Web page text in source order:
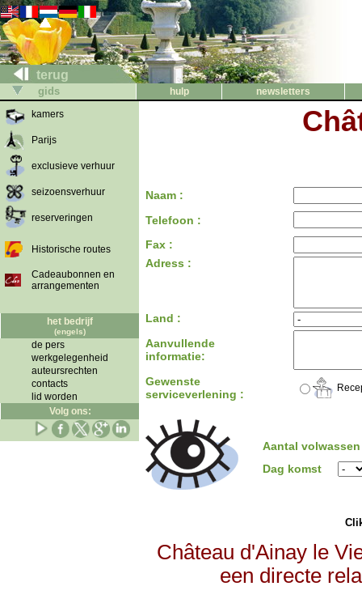
terug
gids hulp
newsletters
kamers
Parijs
exclusieve verhuur
seizoensverhuur
reserveringen
Historische routes
Cadeaubonnen en
arrangementen
het bedrijf
(engels)
de pers
werkgelegenheid
auteursrechten
contacts
lid worden
Volg ons:
Naam :
Telefoon :
Fax :
Adress :
Land :
Aanvullende
informatie:
Gewenste
serviceverlening :
Aantal
Dag komst
Château d'Ainay le
een directe